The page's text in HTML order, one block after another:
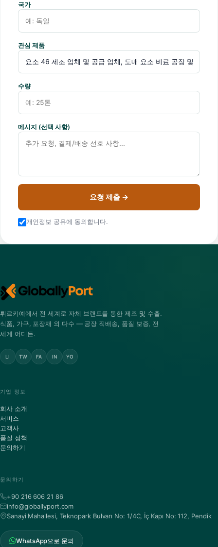
국가
관심 제품
수량
메시지 (선택 사항)
요청 제출 →
개인정보 공유에 동의합니다.
튀르키예에서 전 세계로 자체 브랜드를 통한 제조 및 수출.
식품, 가구, 포장재 외 다수 — 공장 직배송, 품질 보증, 전
세계 어디든.
LI TW FA IN YO
기업 정보
회사 소개
서비스
고객사
품질 정책
문의하기
문의하기
+90 216 606 21 86
info@globallyport.com
Sanayi Mahallesi, Teknopark Bulvarı No: 1/4C, İç Kapı No: 112, Pendik
WhatsApp으로 문의